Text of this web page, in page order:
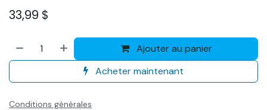
33,99 $
Ajouter au panier
Acheter maintenant
Conditions générales